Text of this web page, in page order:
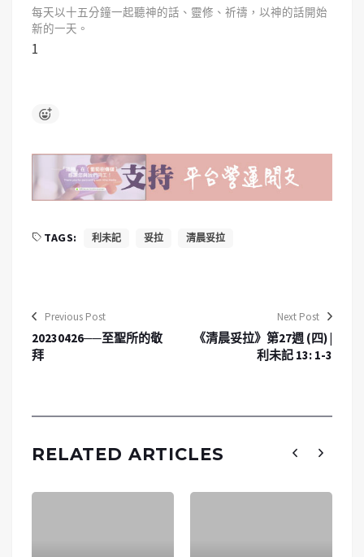
每天以十五分鐘一起聽神的話、靈修、祈禱，以神的話開始
新的一天。
1
TAGS: 利未記 妥拉 清晨妥拉
Previous Post
20230426──至聖所的敬
拜
Next Post
《清晨妥拉》第27週 (四) |
利未記 13: 1-3
RELATED ARTICLES